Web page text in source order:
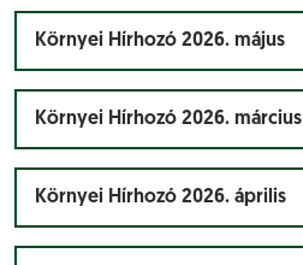
Környei Hírhozó 2026. május
Környei Hírhozó 2026. március
Környei Hírhozó 2026. április